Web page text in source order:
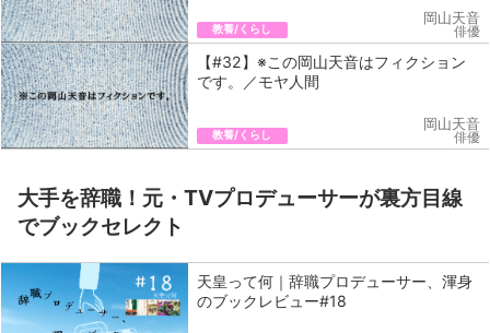
教養/くらし
岡山天音
俳優
【#32】※この岡山天音はフィクション
です。／モヤ人間
教養/くらし
岡山天音
俳優
大手を辞職！元・TVプロデューサーが裏方目線
でブックセレクト
天皇って何｜辞職プロデューサー、渾身
のブックレビュー#18